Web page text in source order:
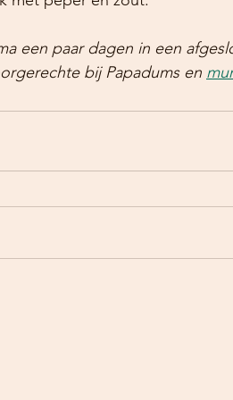
een paar dagen in een
bij Papadums en